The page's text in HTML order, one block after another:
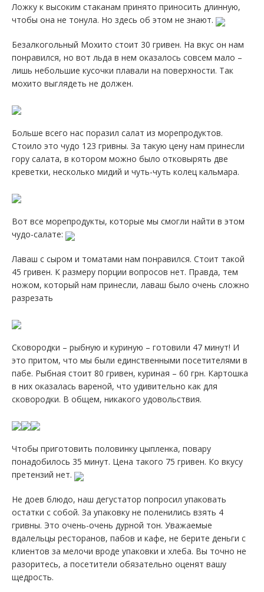
Ложку к высоким стаканам принято приносить длинную,
чтобы она не тонула. Но здесь об этом не знают.
Безалкогольный Мохито стоит 30 гривен. На вкус он нам
понравился, но вот льда в нем оказалось совсем мало –
лишь небольшие кусочки плавали на поверхности. Так
мохито выглядеть не должен.
Больше всего нас поразил салат из морепродуктов.
Стоило это чудо 123 гривны. За такую цену нам принесли
гору салата, в котором можно было отковырять две
креветки, несколько мидий и чуть-чуть колец кальмара.
Вот все морепродукты, которые мы смогли найти в этом
чудо-салате:
Лаваш с сыром и томатами нам понравился. Стоит такой
45 гривен. К размеру порции вопросов нет. Правда, тем
ножом, который нам принесли, лаваш было очень сложно
разрезать
Сковородки – рыбную и куриную – готовили 47 минут! И
это притом, что мы были единственными посетителями в
пабе. Рыбная стоит 80 гривен, куриная – 60 грн. Картошка
в них оказалась вареной, что удивительно как для
сковородки. В общем, никакого удовольствия.
Чтобы приготовить половинку цыпленка, повару
понадобилось 35 минут. Цена такого 75 гривен. Ко вкусу
претензий нет.
Не доев блюдо, наш дегустатор попросил упаковать
остатки с собой. За упаковку не поленились взять 4
гривны. Это очень-очень дурной тон. Уважаемые
вдалельцы ресторанов, пабов и кафе, не берите деньги с
клиентов за мелочи вроде упаковки и хлеба. Вы точно не
разоритесь, а посетители обязательно оценят вашу
щедрость.